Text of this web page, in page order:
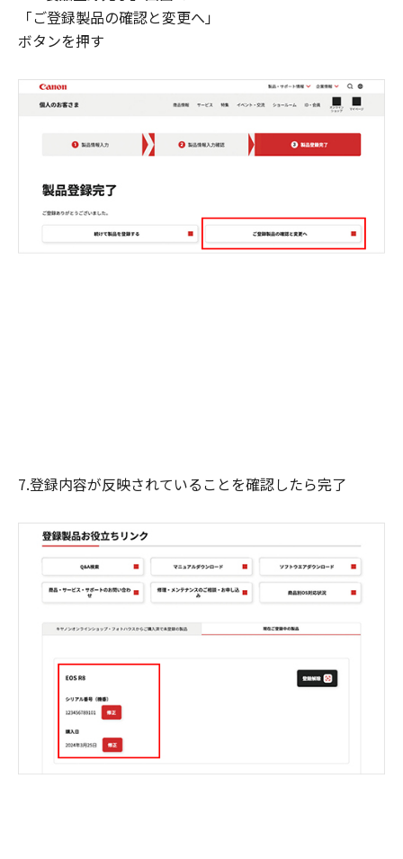
「ご登録製品の確認と変更へ」
ボタンを押す
7.登録内容が反映されていることを確認したら完了